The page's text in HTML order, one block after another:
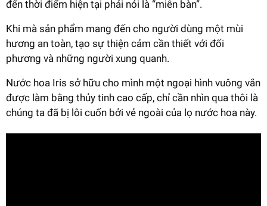
đến thời điểm hiện tại phải nói là “miễn bàn”.
Khi mà sản phẩm mang đến cho người dùng một mùi
hương an toàn, tạo sự thiện cảm cần thiết với đối
phương và những người xung quanh.
Nước hoa Iris sở hữu cho mình một ngoại hình vuông vắn
được làm bằng thủy tinh cao cấp, chỉ cần nhìn qua thôi là
chúng ta đã bị lôi cuốn bởi vẻ ngoài của lọ nước hoa này.